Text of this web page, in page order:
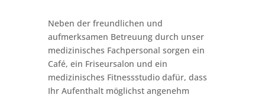
Neben der freundlichen und
aufmerksamen Betreuung durch unser
medizinisches Fachpersonal sorgen ein
Café, ein Friseursalon und ein
medizinisches Fitnessstudio dafür, dass
Ihr Aufenthalt möglichst angenehm